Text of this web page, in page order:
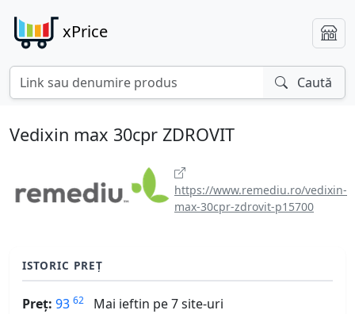
xPrice
Caută
Vedixin max 30cpr ZDROVIT
https://www.remediu.ro/vedixin-
max-30cpr-zdrovit-p15700
ISTORIC PREȚ
Preț: 93 62
Mai ieftin pe 7 site-uri